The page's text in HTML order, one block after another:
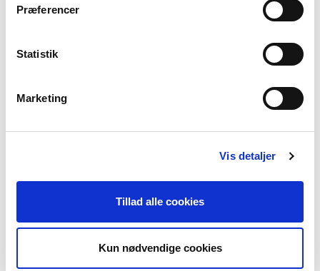
Præferencer
Statistik
Marketing
Vis detaljer
Tillad alle cookies
Kun nødvendige cookies